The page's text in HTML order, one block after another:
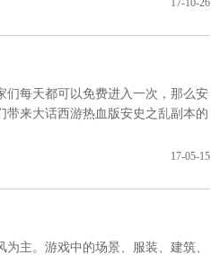
17-10-26
们每天都可以免费进入一次，那么安
带来大话西游热血版安史之乱副本的
17-05-15
主。游戏中的场景、服装、建筑、